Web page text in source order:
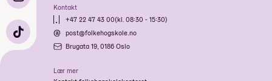
Kontakt
+47 22 47 43 00(kl. 08:30 - 15:30)
post@folkehogskole.no
Brugata 19, 0186 Oslo
Lær mer